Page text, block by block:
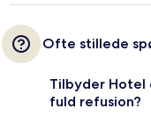
Ofte stillede
Tilbyder Hotel
fuld refusion?